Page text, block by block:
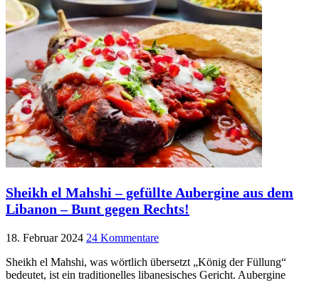
Sheikh el Mahshi – gefüllte Aubergine aus dem
Libanon – Bunt gegen Rechts!
18. Februar 2024 24 Kommentare
Sheikh el Mahshi, was wörtlich übersetzt „König der Füllung“
bedeutet, ist ein traditionelles libanesisches Gericht. Aubergine